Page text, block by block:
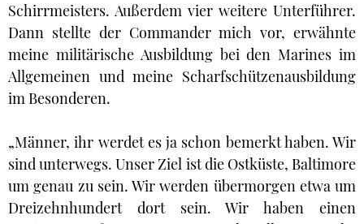
Schirrmeisters. Außerdem vier weitere Unterführer.
Dann stellte der Commander mich vor, erwähnte
meine militärische Ausbildung bei den Marines im
Allgemeinen und meine Scharfschützenausbildung
im Besonderen.
„Männer, ihr werdet es ja schon bemerkt haben. Wir
sind unterwegs. Unser Ziel ist die Ostküste, Baltimore
um genau zu sein. Wir werden übermorgen etwa um
Dreizehnhundert dort sein. Wir haben einen